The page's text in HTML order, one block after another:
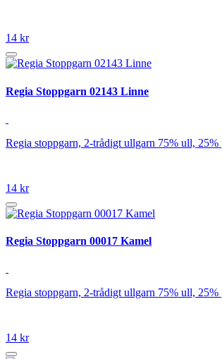
14 kr
Regia Stoppgarn 02143 Linne
Regia stoppgarn, 2-trådigt ullgarn 75% ull,
14 kr
Regia Stoppgarn 00017 Kamel
Regia stoppgarn, 2-trådigt ullgarn 75% ull,
14 kr